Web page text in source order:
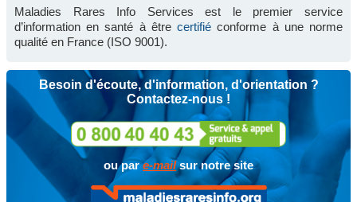
Maladies Rares Info Services est le premier service
d’information en santé à êtrecertifié conforme à une norme
qualité en France (ISO 9001).
Besoin d'écoute, d'information, d'orientation ?
Contactez-nous !
ou pare-mailsur notre site